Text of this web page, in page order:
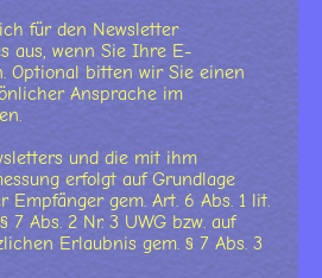
für den Newsletter
aus, wenn Sie Ihre E-
Optional bitten wir Sie einen
Ansprache im
und die mit ihm
erfolgt auf Grundlage
Empfänger gem. Art. 6 Abs. 1 lit.
7 Abs. 2 Nr. 3 UWG bzw. auf
Erlaubnis gem. § 7 Abs. 3